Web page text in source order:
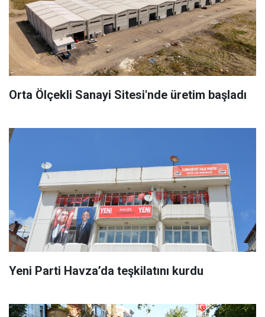
Orta Ölçekli Sanayi Sitesi'nde üretim başladı
Yeni Parti Havza’da teşkilatını kurdu